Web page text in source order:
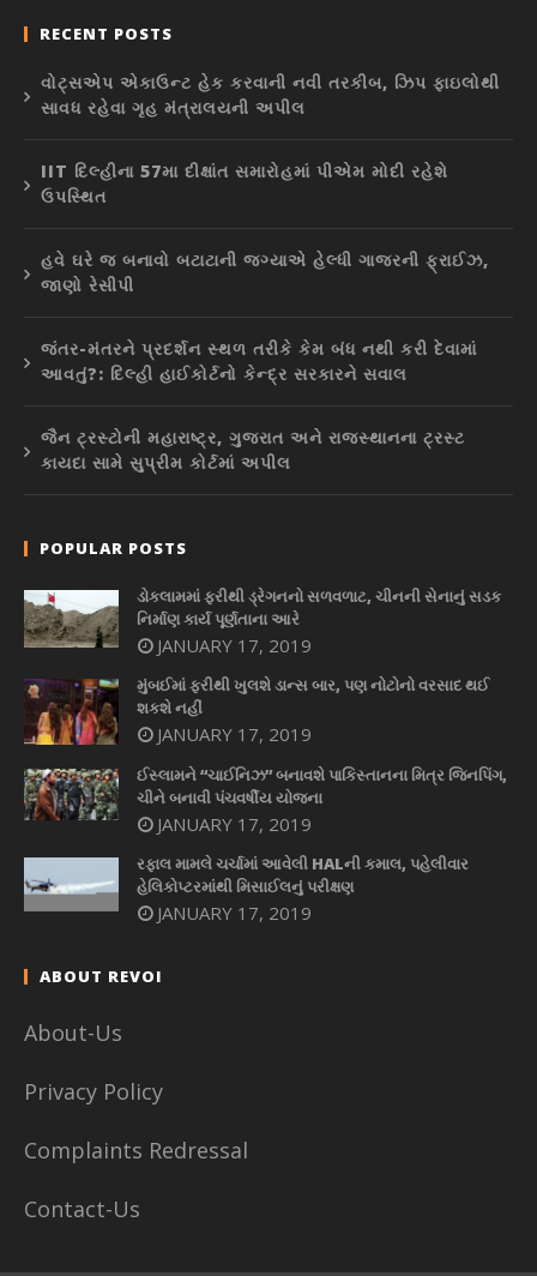
RECENT POSTS
વોટ્સએપ એકાઉન્ટ હેક કરવાની નવી તરકીબ, ઝિપ ફાઇલોથી
સાવધ રહેવા ગૃહ મંત્રાલયની અપીલ
IIT દિલ્હીના 57મા દીક્ષાંત સમારોહમાં પીએમ મોદી રહેશે
ઉપસ્થિત
હવે ઘરે જ બનાવો બટાટાની જગ્યાએ હેલ્ધી ગાજરની ફ્રાઈઝ,
જાણો રેસીપી
જંતર-મંતરને પ્રદર્શન સ્થળ તરીકે કેમ બંધ નથી કરી દેવામાં
આવતું?: દિલ્હી હાઈકોર્ટનો કેન્દ્ર સરકારને સવાલ
જૈન ટ્રસ્ટોની મહારાષ્ટ્ર, ગુજરાત અને રાજસ્થાનના ટ્રસ્ટ
કાયદા સામે સુપ્રીમ કોર્ટમાં અપીલ
POPULAR POSTS
ડોકલામમાં ફરીથી ડ્રેગનનો સળવળાટ, ચીનની સેનાનું સડક
નિર્માણ કાર્ય પૂર્ણતાના આરે
JANUARY 17, 2019
મુંબઈમાં ફરીથી ખુલશે ડાન્સ બાર, પણ નોટોનો વરસાદ થઈ
શકશે નહીં
JANUARY 17, 2019
ઈસ્લામને “ચાઈનિઝ” બનાવશે પાકિસ્તાનના મિત્ર જિનપિંગ,
ચીને બનાવી પંચવર્ષીય યોજના
JANUARY 17, 2019
રફાલ મામલે ચર્ચામાં આવેલી HALની કમાલ, પહેલીવાર
હેલિકોપ્ટરમાંથી મિસાઈલનું પરીક્ષણ
JANUARY 17, 2019
ABOUT REVOI
About-Us
Privacy Policy
Complaints Redressal
Contact-Us